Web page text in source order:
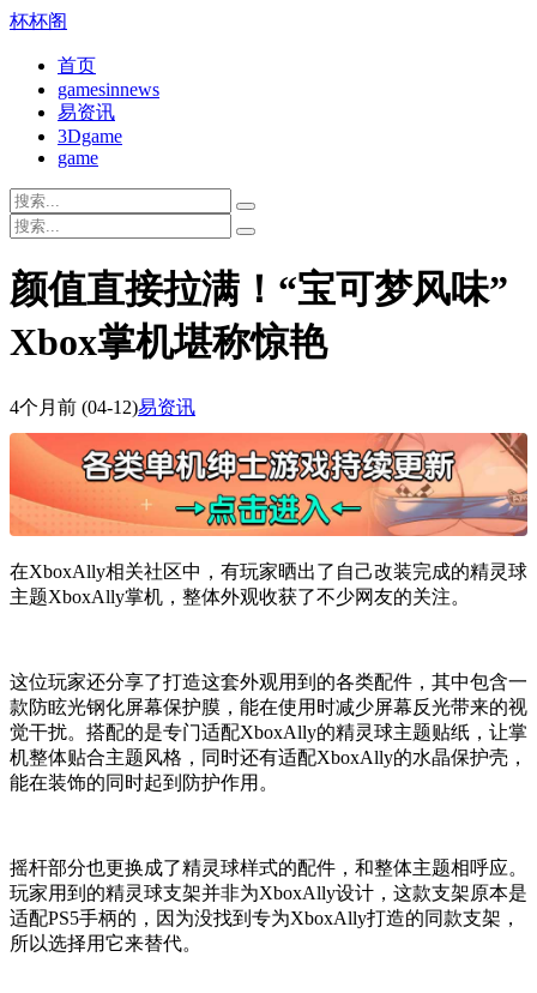
杯杯阁
首页
gamesinnews
易资讯
3Dgame
game
颜值直接拉满！“宝可梦风味”
Xbox掌机堪称惊艳
4个月前 (04-12)易资讯
在XboxAlly相关社区中，有玩家晒出了自己改装完成的精灵球
主题XboxAlly掌机，整体外观收获了不少网友的关注。
这位玩家还分享了打造这套外观用到的各类配件，其中包含一
款防眩光钢化屏幕保护膜，能在使用时减少屏幕反光带来的视
觉干扰。搭配的是专门适配XboxAlly的精灵球主题贴纸，让掌
机整体贴合主题风格，同时还有适配XboxAlly的水晶保护壳，
能在装饰的同时起到防护作用。
摇杆部分也更换成了精灵球样式的配件，和整体主题相呼应。
玩家用到的精灵球支架并非为XboxAlly设计，这款支架原本是
适配PS5手柄的，因为没找到专为XboxAlly打造的同款支架，
所以选择用它来替代。